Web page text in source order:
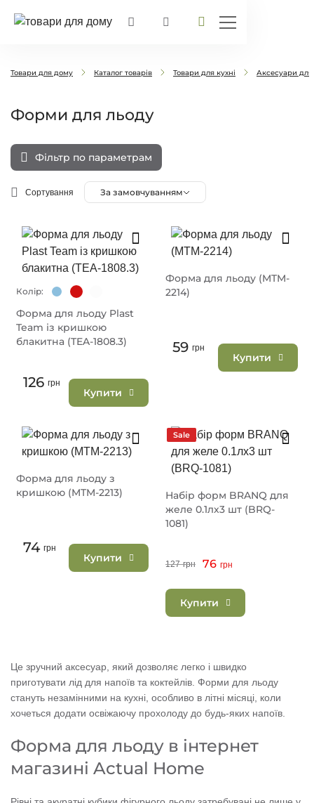
Товари для дому Каталог товарів Товари для кухні Аксесуари для
Форми для льоду
Фільтр по параметрам
Сортування За замовчуванням
Колір:
Форма для льоду Plast
Team із кришкою
блакитна (TEA-1808.3)
126 грн
Купити
Форма для льоду (MTM-
2214)
59 грн
Купити
Форма для льоду з
кришкою (MTM-2213)
74 грн
Купити
Sale
Набір форм BRANQ для
желе 0.1лх3 шт (BRQ-
1081)
127 грн 76 грн
Купити
Це зручний аксесуар, який дозволяє легко і швидко
приготувати лід для напоїв та коктейлів. Форми для льоду
стануть незамінними на кухні, особливо в літні місяці, коли
хочеться додати освіжаючу прохолоду до будь-яких напоїв.
Форма для льоду в інтернет
магазині Actual Home